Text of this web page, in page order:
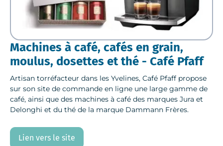
Machines à café, cafés en grain,
moulus, dosettes et thé - Café Pfaff
Artisan torréfacteur dans les Yvelines, Café Pfaff propose
sur son site de commande en ligne une large gamme de
café, ainsi que des machines à café des marques Jura et
Delonghi et du thé de la marque Dammann Frères.
Lien vers le site